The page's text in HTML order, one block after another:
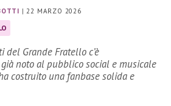
| 22 MARZO 2026
del Grande Fratello c’è
noto al pubblico social e musicale
costruito una fanbase solida e